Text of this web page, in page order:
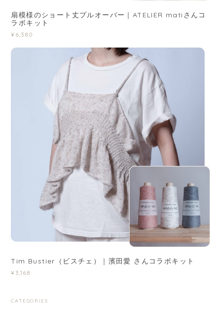
扇模様のショート丈プルオーバー｜ATELIER matiさんコ
ラボキット
¥6,380
Tim Bustier（ビスチェ）｜濱田愛 さんコラボキット
¥3,168
CATEGORIES